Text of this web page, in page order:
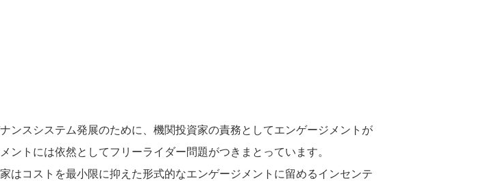
ンスシステム発展のために、機関投資家の責務としてエンゲージメントが
トには依然としてフリーライダー問題がつきまとっています。
はコストを最小限に抑えた形式的なエンゲージメントに留めるインセンテ